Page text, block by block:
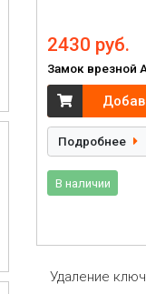
2430 руб.
Замок врезной
Подробнее
В наличии
Удаление